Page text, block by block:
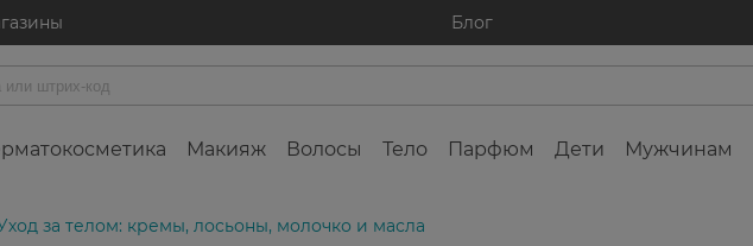
Блог
Макияж Волосы Тело Парфюм Дети Мужчинам
за телом: кремы, лосьоны, молочко и масла